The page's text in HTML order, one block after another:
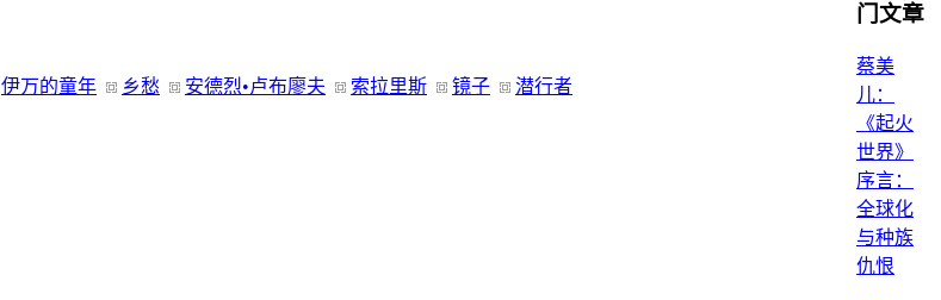
伊万的童年 乡愁 安德烈•卢布廖夫 索拉里斯 镜子
潜行者
门文章
蔡美
儿：
《起火
世界》
序言：
全球化
与种族
仇恨